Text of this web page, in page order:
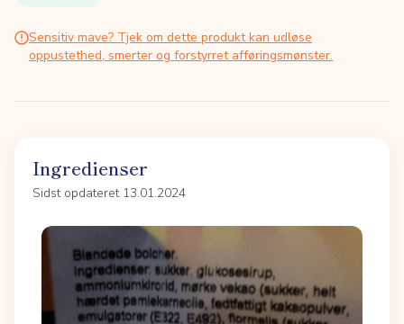
Sensitiv mave? Tjek om dette produkt kan udløse
oppustethed, smerter og forstyrret afføringsmønster.
Ingredienser
Sidst opdateret 13.01.2024